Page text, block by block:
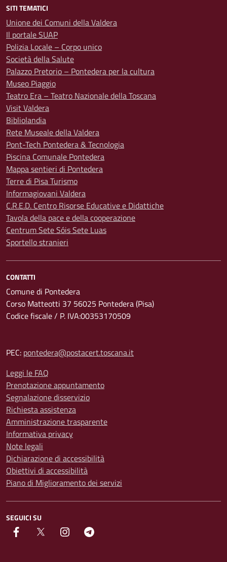
SITI TEMATICI
Unione dei Comuni della Valdera
Il portale SUAP
Polizia Locale – Corpo unico
Società della Salute
Palazzo Pretorio – Pontedera per la cultura
Museo Piaggio
Teatro Era – Teatro Nazionale della Toscana
Visit Valdera
Bibliolandia
Rete Museale della Valdera
Pont-Tech Pontedera & Tecnologia
Piscina Comunale Pontedera
Mappa sentieri di Pontedera
Terre di Pisa Turismo
Informagiovani Valdera
C.R.E.D. Centro Risorse Educative e Didattiche
Tavola della pace e della cooperazione
Centrum Sete Sóis Sete Luas
Sportello stranieri
CONTATTI
Comune di Pontedera
Corso Matteotti 37 56025 Pontedera (Pisa)
Codice fiscale / P. IVA:00353170509
PEC: pontedera@postacert.toscana.it
Leggi le FAQ
Prenotazione appuntamento
Segnalazione disservizio
Richiesta assistenza
Amministrazione trasparente
Informativa privacy
Note legali
Dichiarazione di accessibilità
Obiettivi di accessibilità
Piano di Miglioramento dei servizi
SEGUICI SU
facebook Twitter instagram